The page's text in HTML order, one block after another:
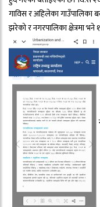
गाविस र अहिलेका गाउँपालिका
झरेको र नगरपालिका क्षेत्रमा